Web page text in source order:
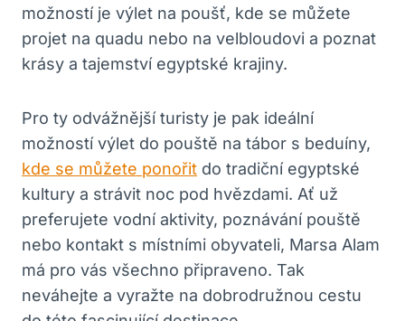
možností je výlet na poušť, kde se můžete
projet na quadu nebo na velbloudovi a poznat
krásy a tajemství egyptské krajiny.
Pro ty odvážnější turisty je pak ideální
možností výlet do pouště na tábor s beduíny,
kde se můžete ponořit do tradiční egyptské
kultury a strávit noc pod hvězdami. Ať už
preferujete vodní aktivity, poznávání pouště
nebo kontakt s místními obyvateli, Marsa Alam
má pro vás všechno připraveno. Tak
neváhejte a vyražte na dobrodružnou cestu